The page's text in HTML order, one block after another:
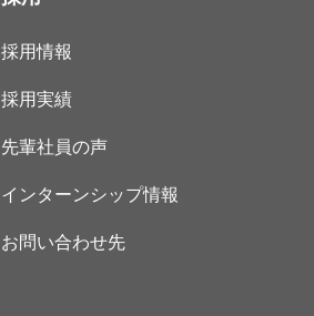
採用情報
採用実績
先輩社員の声
インターンシップ情報
お問い合わせ先